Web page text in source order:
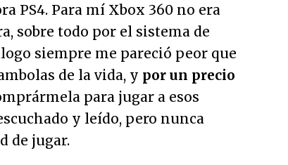
PS4. Para mí Xbox 360 no era
sobre todo por el sistema de
siempre me pareció peor que
de la vida, y por un precio
para jugar a esos
y leído, pero nunca
de jugar.